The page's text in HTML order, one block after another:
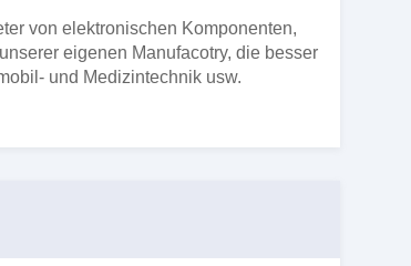
von elektronischen Komponenten,
eigenen Manufacotry, die besser
und Medizintechnik usw.